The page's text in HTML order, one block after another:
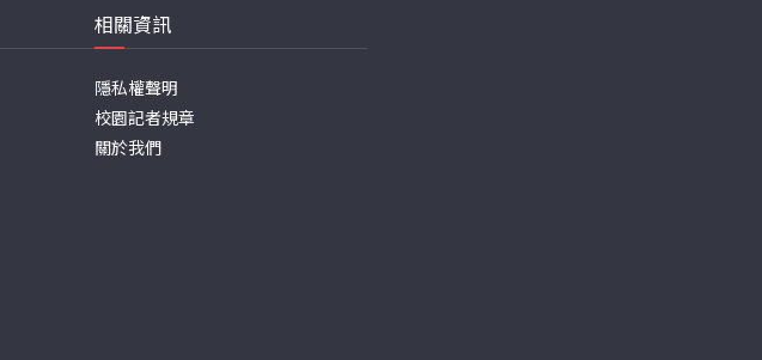
相關資訊
隱私權聲明
校園記者規章
關於我們